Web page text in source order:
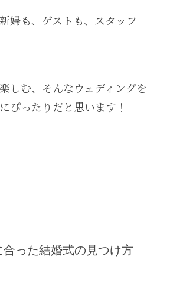
婦も、ゲストも、スタッフ
しむ、そんなウェディングを
ぴったりだと思います！
った結婚式の見つけ方